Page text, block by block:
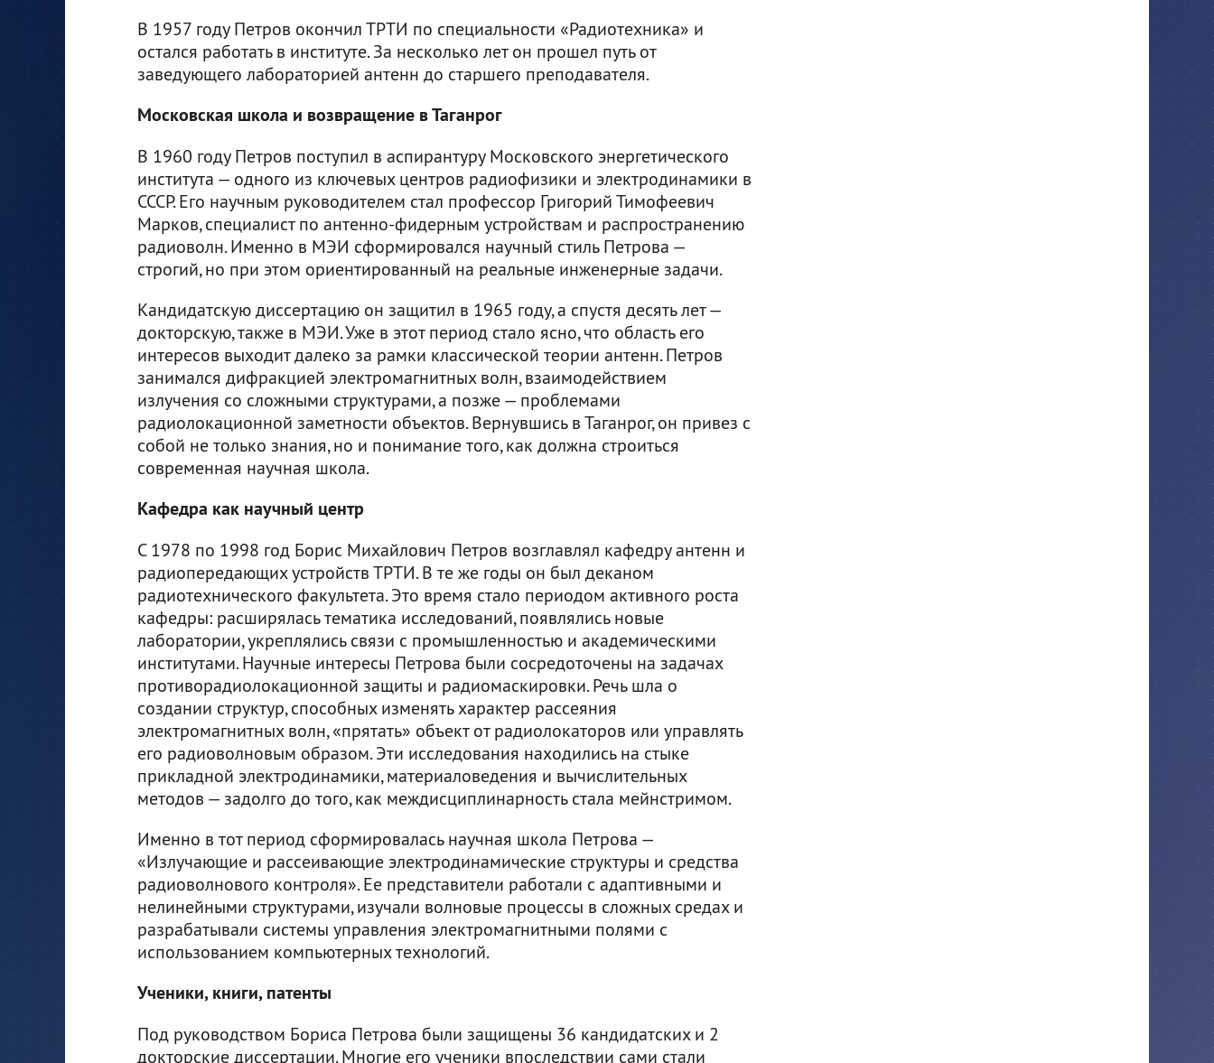
В 1957 году Петров окончил ТРТИ по специальности «Радиотехника» и
остался работать в институте. За несколько лет он прошел путь от
заведующего лабораторией антенн до старшего преподавателя.
Московская школа и возвращение в Таганрог
В 1960 году Петров поступил в аспирантуру Московского энергетического
института — одного из ключевых центров радиофизики и электродинамики в
СССР. Его научным руководителем стал профессор Григорий Тимофеевич
Марков, специалист по антенно-фидерным устройствам и распространению
радиоволн. Именно в МЭИ сформировался научный стиль Петрова —
строгий, но при этом ориентированный на реальные инженерные задачи.
Кандидатскую диссертацию он защитил в 1965 году, а спустя десять лет —
докторскую, также в МЭИ. Уже в этот период стало ясно, что область его
интересов выходит далеко за рамки классической теории антенн. Петров
занимался дифракцией электромагнитных волн, взаимодействием
излучения со сложными структурами, а позже — проблемами
радиолокационной заметности объектов. Вернувшись в Таганрог, он привез с
собой не только знания, но и понимание того, как должна строиться
современная научная школа.
Кафедра как научный центр
С 1978 по 1998 год Борис Михайлович Петров возглавлял кафедру антенн и
радиопередающих устройств ТРТИ. В те же годы он был деканом
радиотехнического факультета. Это время стало периодом активного роста
кафедры: расширялась тематика исследований, появлялись новые
лаборатории, укреплялись связи с промышленностью и академическими
институтами. Научные интересы Петрова были сосредоточены на задачах
противорадиолокационной защиты и радиомаскировки. Речь шла о
создании структур, способных изменять характер рассеяния
электромагнитных волн, «прятать» объект от радиолокаторов или управлять
его радиоволновым образом. Эти исследования находились на стыке
прикладной электродинамики, материаловедения и вычислительных
методов — задолго до того, как междисциплинарность стала мейнстримом.
Именно в тот период сформировалась научная школа Петрова —
«Излучающие и рассеивающие электродинамические структуры и средства
радиоволнового контроля». Ее представители работали с адаптивными и
нелинейными структурами, изучали волновые процессы в сложных средах и
разрабатывали системы управления электромагнитными полями с
использованием компьютерных технологий.
Ученики, книги, патенты
Под руководством Бориса Петрова были защищены 36 кандидатских и 2
докторские диссертации. Многие его ученики впоследствии сами стали